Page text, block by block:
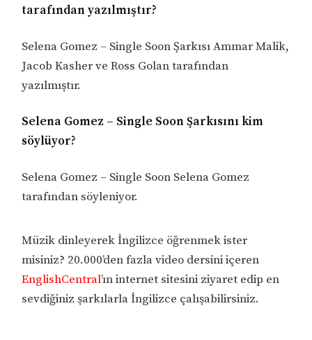
tarafından yazılmıştır?
Selena Gomez – Single Soon Şarkısı Ammar Malik,
Jacob Kasher ve Ross Golan tarafından
yazılmıştır.
Selena Gomez – Single Soon Şarkısını kim
söylüyor?
Selena Gomez – Single Soon Selena Gomez
tarafından söyleniyor.
Müzik dinleyerek İngilizce öğrenmek ister
misiniz? 20.000’den fazla video dersini içeren
EnglishCentral’ın internet sitesini ziyaret edip en
sevdiğiniz şarkılarla İngilizce çalışabilirsiniz.